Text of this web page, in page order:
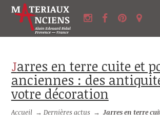
Jarres en terre cuite et poteries
anciennes : des
votre décoration
Accueil → Dernières actus → Jarres en terre cuite et poteries